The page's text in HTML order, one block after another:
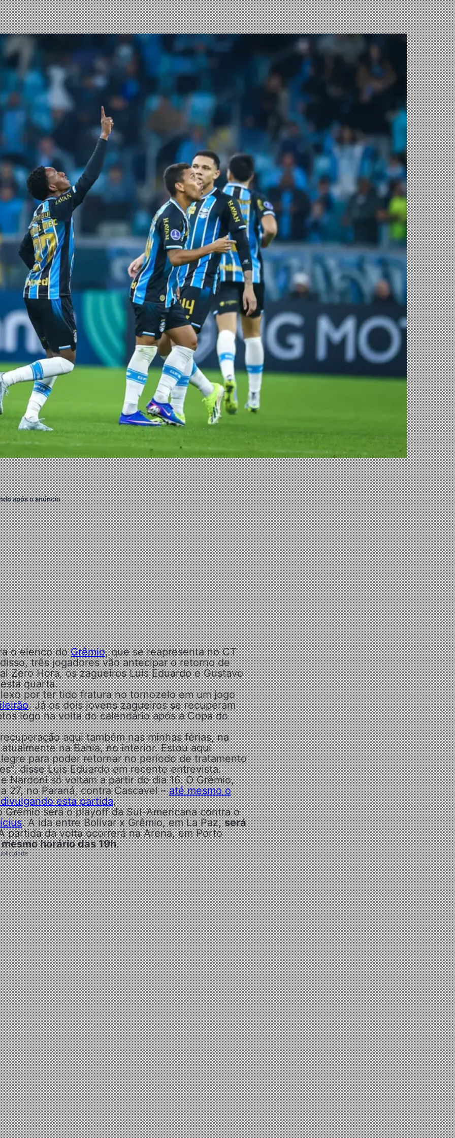
após o anúncio
o elenco doGrêmio, que se reapresenta no CT
três jogadores vão antecipar o retorno de
Zero Hora, os zagueiros Luis Eduardo e Gustavo
quarta.
por ter tido fratura no tornozelo em um jogo
. Já os dois jovens zagueiros se recuperam
logo na volta do calendário após a Copa do
aqui também nas minhas férias, na
na Bahia, no interior. Estou aqui
para poder retornar no período de tratamento
disse Luis Eduardo em recente entrevista.
Nardoni só voltam a partir do dia 16. O Grêmio,
27, no Paraná, contra Cascavel –até mesmo o
esta partida.
será o playoff da Sul-Americana contra o
. A ida entre Bolívar x Grêmio, em La Paz,será
partida da volta ocorrerá na Arena, em Porto
horário das 19h.